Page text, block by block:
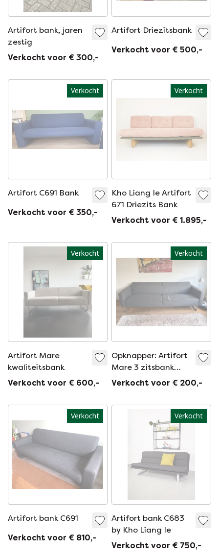
Artifort bank, jaren
zestig
Verkocht voor € 300,-
Artifort Driezitsbank
Verkocht voor € 500,-
Verkocht
Artifort C691 Bank
Verkocht voor € 350,-
Verkocht
Kho Liang Ie Artifort
671 Driezits Bank
Verkocht voor € 1.895,-
Verkocht
Artifort Mare
kwaliteitsbank
Verkocht voor € 600,-
Verkocht
Opknapper: Artifort
Mare 3 zitsbank
door René Holten
Verkocht voor € 200,-
Verkocht
Artifort bank C691
Verkocht voor € 810,-
Verkocht
Artifort bank C683
by Kho Liang Ie
Verkocht voor € 750,-